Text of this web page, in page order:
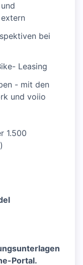
bei
Leasing
- mit den
und voiio
1.500
Portal.